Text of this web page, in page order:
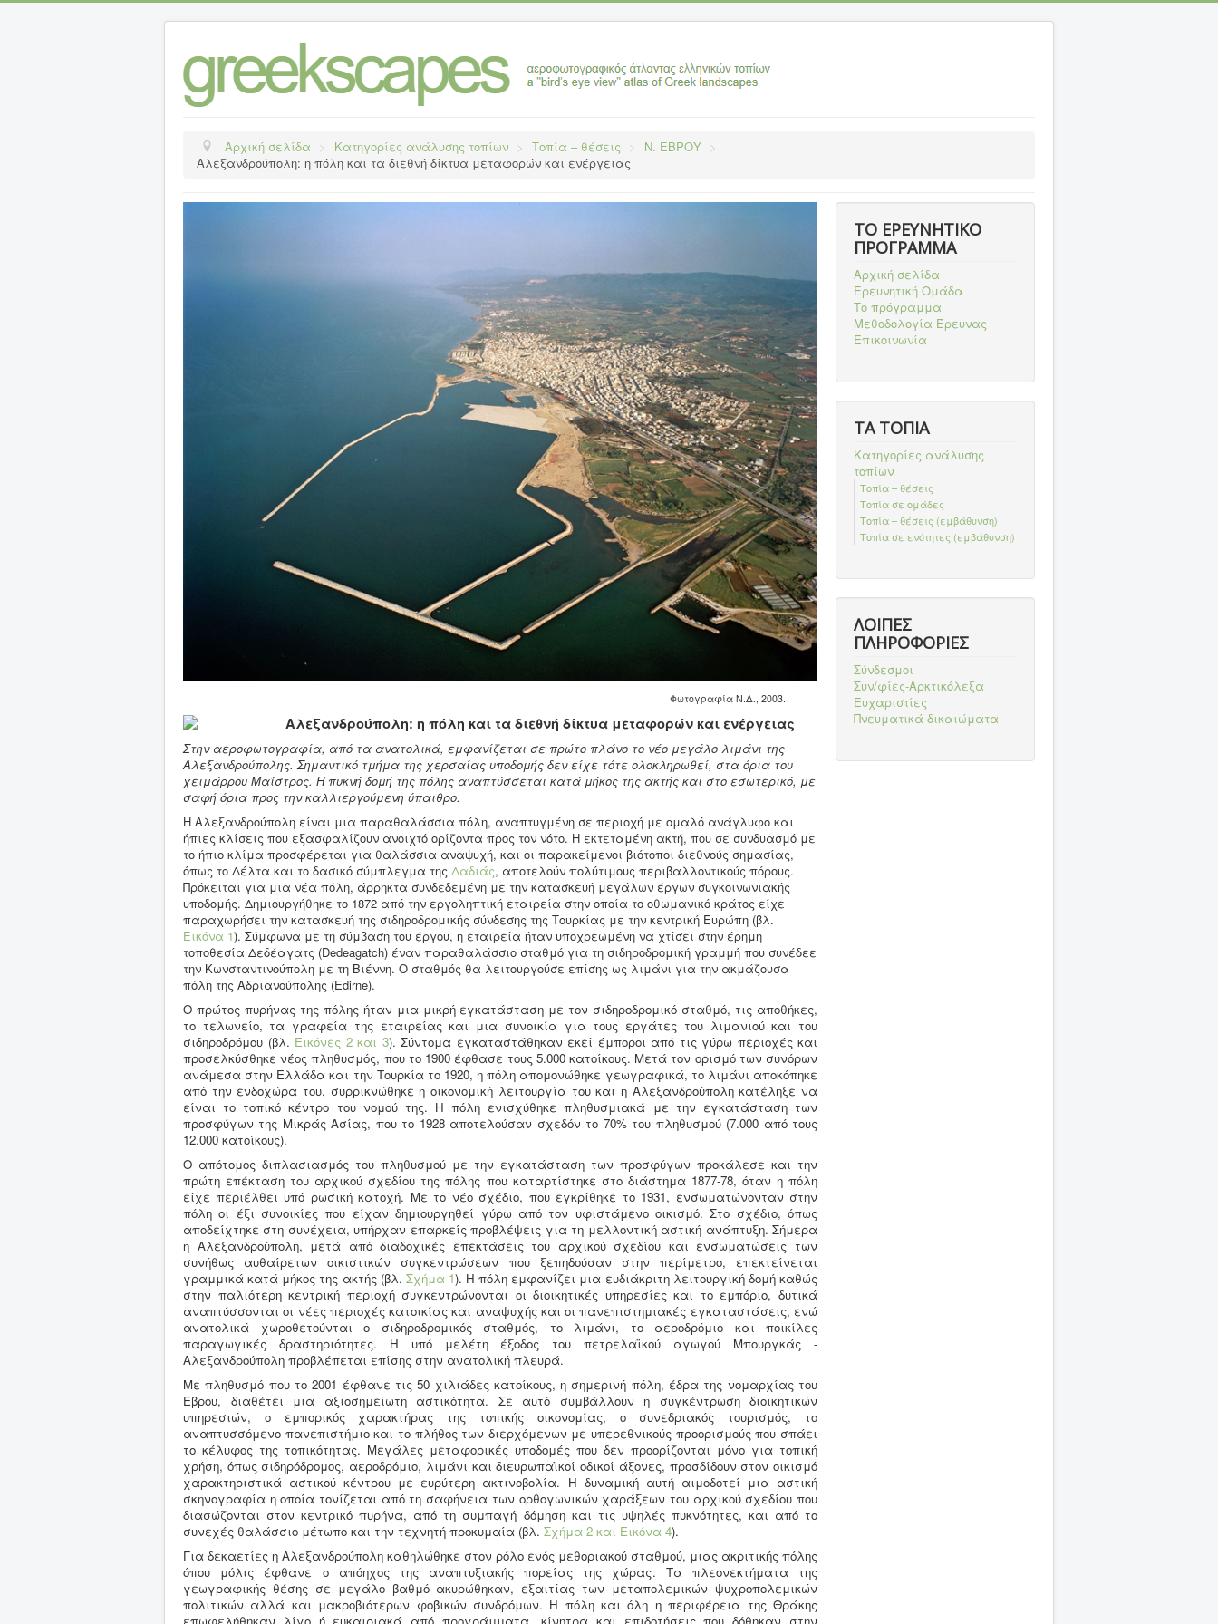
Αρχική σελίδα > Κατηγορίες ανάλυσης τοπίων > Τοπία – θέσεις > Ν. ΕΒΡΟΥ >
Αλεξανδρούπολη: η πόλη και τα διεθνή δίκτυα μεταφορών και ενέργειας
Φωτογραφία Ν.Δ., 2003.
Αλεξανδρούπολη: η πόλη και τα διεθνή δίκτυα μεταφορών και ενέργειας
Στην αεροφωτογραφία, από τα ανατολικά, εμφανίζεται σε πρώτο πλάνο το νέο μεγάλο λιμάνι της
Αλεξανδρούπολης. Σημαντικό τμήμα της χερσαίας υποδομής δεν είχε τότε ολοκληρωθεί, στα όρια του
χειμάρρου Μαΐστρος. Η πυκνή δομή της πόλης αναπτύσσεται κατά μήκος της ακτής και στο εσωτερικό, με
σαφή όρια προς την καλλιεργούμενη ύπαιθρο.
Η Αλεξανδρούπολη είναι μια παραθαλάσσια πόλη, αναπτυγμένη σε περιοχή με ομαλό ανάγλυφο και
ήπιες κλίσεις που εξασφαλίζουν ανοιχτό ορίζοντα προς τον νότο. Η εκτεταμένη ακτή, που σε συνδυασμό με
το ήπιο κλίμα προσφέρεται για θαλάσσια αναψυχή, και οι παρακείμενοι βιότοποι διεθνούς σημασίας,
όπως το Δέλτα και το δασικό σύμπλεγμα της Δαδιάς, αποτελούν πολύτιμους περιβαλλοντικούς πόρους.
Πρόκειται για μια νέα πόλη, άρρηκτα συνδεδεμένη με την κατασκευή μεγάλων έργων συγκοινωνιακής
υποδομής. Δημιουργήθηκε το 1872 από την εργοληπτική εταιρεία στην οποία το οθωμανικό κράτος είχε
παραχωρήσει την κατασκευή της σιδηροδρομικής σύνδεσης της Τουρκίας με την κεντρική Ευρώπη (βλ.
Εικόνα 1). Σύμφωνα με τη σύμβαση του έργου, η εταιρεία ήταν υποχρεωμένη να χτίσει στην έρημη
τοποθεσία Δεδέαγατς (Dedeagatch) έναν παραθαλάσσιο σταθμό για τη σιδηροδρομική γραμμή που συνέδεε
την Κωνσταντινούπολη με τη Βιέννη. Ο σταθμός θα λειτουργούσε επίσης ως λιμάνι για την ακμάζουσα
πόλη της Αδριανούπολης (Edirne).
Ο πρώτος πυρήνας της πόλης ήταν μια μικρή εγκατάσταση με τον σιδηροδρομικό σταθμό, τις αποθήκες,
το τελωνείο, τα γραφεία της εταιρείας και μια συνοικία για τους εργάτες του λιμανιού και του
σιδηροδρόμου (βλ. Εικόνες 2 και 3). Σύντομα εγκαταστάθηκαν εκεί έμποροι από τις γύρω περιοχές και
προσελκύσθηκε νέος πληθυσμός, που το 1900 έφθασε τους 5.000 κατοίκους. Μετά τον ορισμό των συνόρων
ανάμεσα στην Ελλάδα και την Τουρκία το 1920, η πόλη απομονώθηκε γεωγραφικά, το λιμάνι αποκόπηκε
από την ενδοχώρα του, συρρικνώθηκε η οικονομική λειτουργία του και η Αλεξανδρούπολη κατέληξε να
είναι το τοπικό κέντρο του νομού της. Η πόλη ενισχύθηκε πληθυσμιακά με την εγκατάσταση των
προσφύγων της Μικράς Ασίας, που το 1928 αποτελούσαν σχεδόν το 70% του πληθυσμού (7.000 από τους
12.000 κατοίκους).
Ο απότομος διπλασιασμός του πληθυσμού με την εγκατάσταση των προσφύγων προκάλεσε και την
πρώτη επέκταση του αρχικού σχεδίου της πόλης που καταρτίστηκε στο διάστημα 1877-78, όταν η πόλη
είχε περιέλθει υπό ρωσική κατοχή. Με το νέο σχέδιο, που εγκρίθηκε το 1931, ενσωματώνονταν στην
πόλη οι έξι συνοικίες που είχαν δημιουργηθεί γύρω από τον υφιστάμενο οικισμό. Στο σχέδιο, όπως
αποδείχτηκε στη συνέχεια, υπήρχαν επαρκείς προβλέψεις για τη μελλοντική αστική ανάπτυξη. Σήμερα
η Αλεξανδρούπολη, μετά από διαδοχικές επεκτάσεις του αρχικού σχεδίου και ενσωματώσεις των
συνήθως αυθαίρετων οικιστικών συγκεντρώσεων που ξεπηδούσαν στην περίμετρο, επεκτείνεται
γραμμικά κατά μήκος της ακτής (βλ. Σχήμα 1). Η πόλη εμφανίζει μια ευδιάκριτη λειτουργική δομή καθώς
στην παλιότερη κεντρική περιοχή συγκεντρώνονται οι διοικητικές υπηρεσίες και το εμπόριο, δυτικά
αναπτύσσονται οι νέες περιοχές κατοικίας και αναψυχής και οι πανεπιστημιακές εγκαταστάσεις, ενώ
ανατολικά χωροθετούνται ο σιδηροδρομικός σταθμός, το λιμάνι, το αεροδρόμιο και ποικίλες
παραγωγικές δραστηριότητες. Η υπό μελέτη έξοδος του πετρελαϊκού αγωγού Μπουργκάς -
Αλεξανδρούπολη προβλέπεται επίσης στην ανατολική πλευρά.
Με πληθυσμό που το 2001 έφθανε τις 50 χιλιάδες κατοίκους, η σημερινή πόλη, έδρα της νομαρχίας του
Έβρου, διαθέτει μια αξιοσημείωτη αστικότητα. Σε αυτό συμβάλλουν η συγκέντρωση διοικητικών
υπηρεσιών, ο εμπορικός χαρακτήρας της τοπικής οικονομίας, ο συνεδριακός τουρισμός, το
αναπτυσσόμενο πανεπιστήμιο και το πλήθος των διερχόμενων με υπερεθνικούς προορισμούς που σπάει
το κέλυφος της τοπικότητας. Μεγάλες μεταφορικές υποδομές που δεν προορίζονται μόνο για τοπική
χρήση, όπως σιδηρόδρομος, αεροδρόμιο, λιμάνι και διευρωπαϊκοί οδικοί άξονες, προσδίδουν στον οικισμό
χαρακτηριστικά αστικού κέντρου με ευρύτερη ακτινοβολία. Η δυναμική αυτή αιμοδοτεί μια αστική
σκηνογραφία η οποία τονίζεται από τη σαφήνεια των ορθογωνικών χαράξεων του αρχικού σχεδίου που
διασώζονται στον κεντρικό πυρήνα, από τη συμπαγή δόμηση και τις υψηλές πυκνότητες, και από το
συνεχές θαλάσσιο μέτωπο και την τεχνητή προκυμαία (βλ. Σχήμα 2 και Εικόνα 4).
Για δεκαετίες η Αλεξανδρούπολη καθηλώθηκε στον ρόλο ενός μεθοριακού σταθμού, μιας ακριτικής πόλης
όπου μόλις έφθανε ο απόηχος της αναπτυξιακής πορείας της χώρας. Τα πλεονεκτήματα της
γεωγραφικής θέσης σε μεγάλο βαθμό ακυρώθηκαν, εξαιτίας των μεταπολεμικών ψυχροπολεμικών
πολιτικών αλλά και μακροβιότερων φοβικών συνδρόμων. Η πόλη και όλη η περιφέρεια της Θράκης
ΤΟ ΕΡΕΥΝΗΤΙΚΟ
ΠΡΟΓΡΑΜΜΑ
Αρχική σελίδα
Ερευνητική Ομάδα
Το πρόγραμμα
Μεθοδολογία Έρευνας
Επικοινωνία
ΤΑ ΤΟΠΙΑ
Κατηγορίες ανάλυσης
τοπίων
Τοπία – θέσεις
Τοπία σε ομάδες
Τοπία – θέσεις (εμβάθυνση)
Τοπία σε ενότητες (εμβάθυνση)
ΛΟΙΠΕΣ
ΠΛΗΡΟΦΟΡΙΕΣ
Σύνδεσμοι
Συν/φίες-Αρκτικόλεξα
Ευχαριστίες
Πνευματικά δικαιώματα